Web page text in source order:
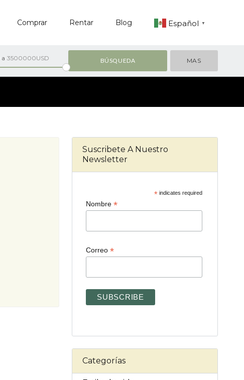
Comprar Rentar Blog Español ▼
a 3500000USD MAS
Suscribete A Nuestro
Newsletter
* indicates required
Nombre*
Correo*
Categorías